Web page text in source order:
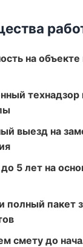
на
выезд на
до 5 лет на
полный пакет
смету до